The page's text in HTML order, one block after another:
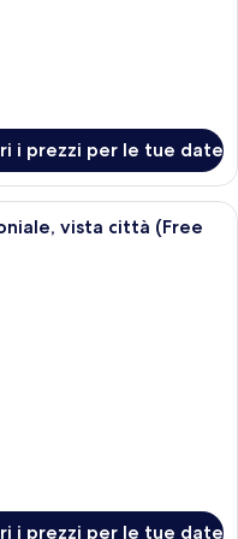
i prezzi per le tue date
moderno con lavandino,
vista città (Free
i prezzi per le tue date